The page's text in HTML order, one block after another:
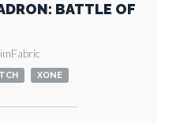
BATTLE OF
XONE